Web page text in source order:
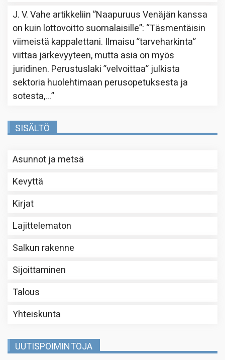
J. V. Vahe artikkeliin”Naapuruus Venäjän kanssa
on kuin lottovoitto suomalaisille”: “Täsmentäisin
viimeistä kappalettani. Ilmaisu ”tarveharkinta”
viittaa järkevyyteen, mutta asia on myös
juridinen. Perustuslaki ”velvoittaa” julkista
sektoria huolehtimaan perusopetuksesta ja
sotesta,…”
SISÄLTÖ
Asunnot ja metsä
Kevyttä
Kirjat
Lajittelematon
Salkun rakenne
Sijoittaminen
Talous
Yhteiskunta
UUTISPOIMINTOJA